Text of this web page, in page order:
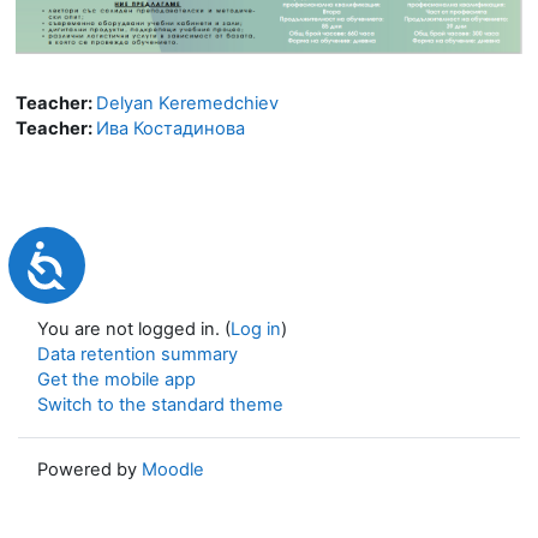
Достъпност
Teacher: Delyan Keremedchiev
Teacher: Ива Костадинова
You are not logged in. (Log in)
Data retention summary
Get the mobile app
Switch to the standard theme
Powered by Moodle